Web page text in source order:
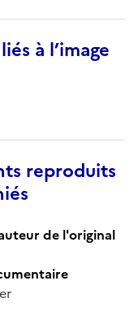
à l’image
reproduits
de l'original